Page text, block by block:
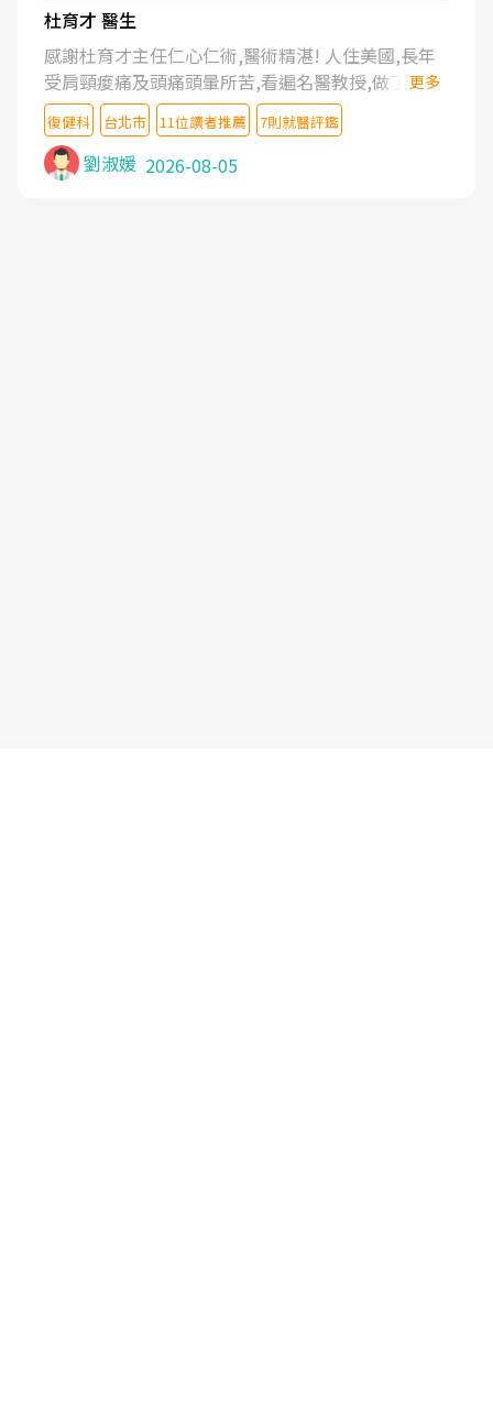
杜育才 醫生
感謝杜育才主任仁心仁術,醫術精湛! 人住美國,長年
受肩頸痠痛及頭痛頭暈所苦,看遍名醫教授,做了各種
檢查,也嘗試過西醫打針,中醫針灸及物理徒手治療都
沒有用,後來連吃到嗎啡類止痛藥都效果有限,只是壓
症狀,沒多久就痛起來,多年失眠嚴重影響生活品質.
台灣親友介紹忠孝醫院杜育才主任是頸頭症候群專
更多
復健科 台北市 11位讀者推薦 7則就醫評鑑
劉淑媛 2026-08-05